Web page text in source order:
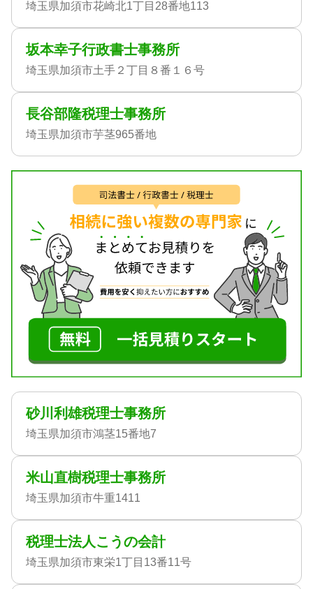
埼玉県加須市花崎北1丁目28番地113
坂本幸子行政書士事務所
埼玉県加須市土手２丁目８番１６号
長谷部隆税理士事務所
埼玉県加須市芋茎965番地
砂川利雄税理士事務所
埼玉県加須市鴻茎15番地7
米山直樹税理士事務所
埼玉県加須市牛重1411
税理士法人こうの会計
埼玉県加須市東栄1丁目13番11号